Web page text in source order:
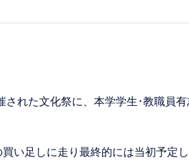
れた文化祭に、本学学生･教職員
い足しに走り最終的には当初予定